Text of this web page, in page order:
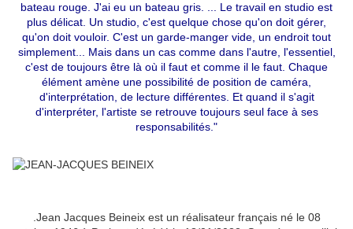
bateau rouge. J'ai eu un bateau gris. ... Le travail en studio est
plus délicat. Un studio, c'est quelque chose qu'on doit gérer,
qu'on doit vouloir. C'est un garde-manger vide, un endroit tout
simplement... Mais dans un cas comme dans l'autre, l'essentiel,
c'est de toujours être là où il faut et comme il le faut. Chaque
élément amène une possibilité de position de caméra,
d'interprétation, de lecture différentes. Et quand il s'agit
d'interpréter, l'artiste se retrouve toujours seul face à ses
responsabilités."
Jean Jacques Beineix est un réalisateur français né le 08